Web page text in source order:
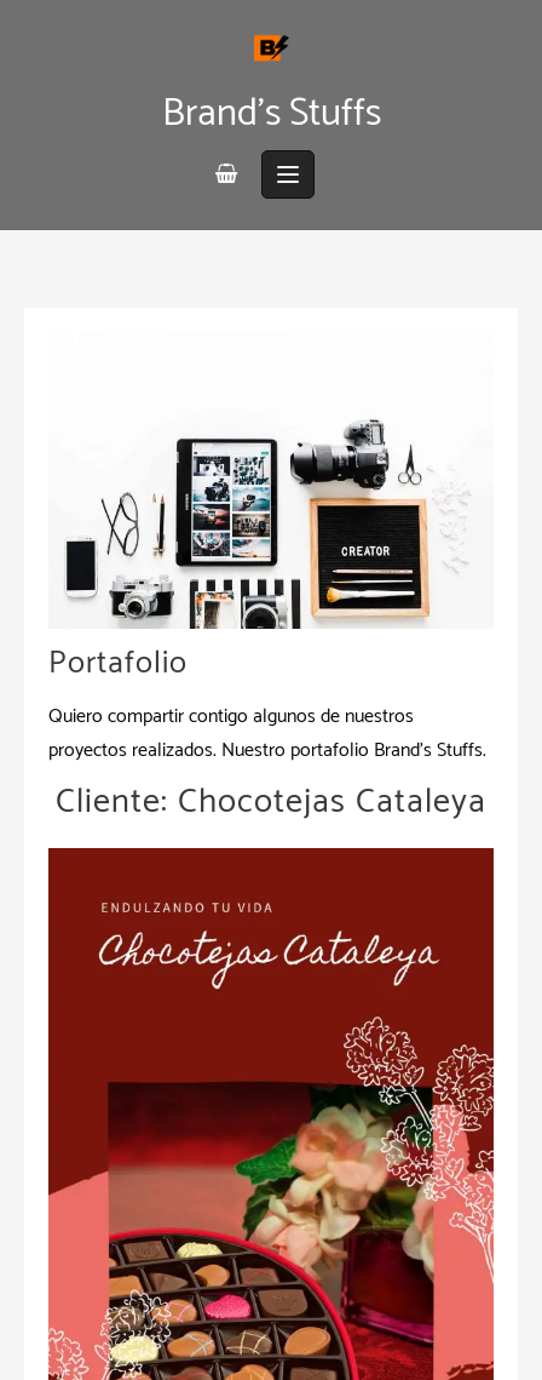
Brand's Stuffs
Portafolio
Quiero compartir contigo algunos de nuestros
proyectos realizados. Nuestro portafolio Brand’s Stuffs.
Cliente: Chocotejas Cataleya